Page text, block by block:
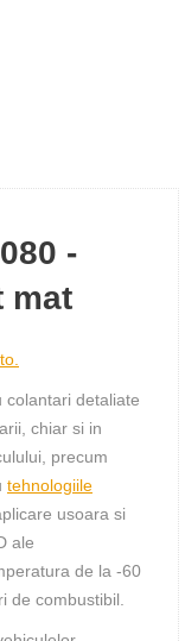
-
mat
colantari detaliate
chiar si in
precum
tehnologiile
usoara si
ale
de la -60
de combustibil.